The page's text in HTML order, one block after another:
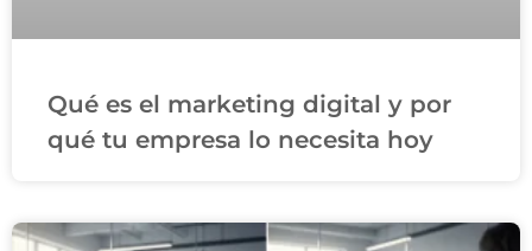
Qué es el marketing digital y por
qué tu empresa lo necesita hoy